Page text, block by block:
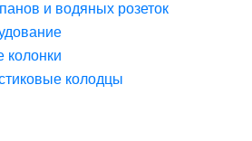
и водяных розеток
колонки
колодцы